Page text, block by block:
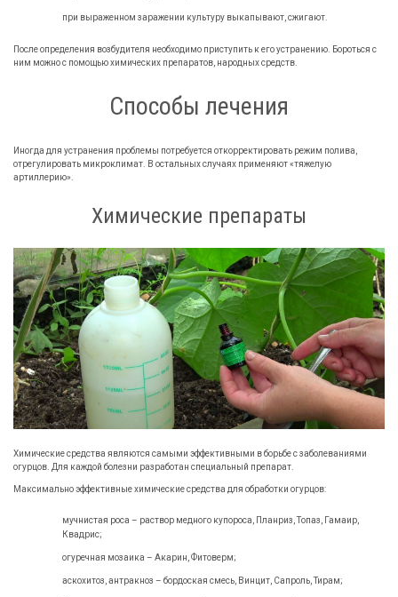
при выраженном заражении культуру выкапывают, сжигают.
После определения возбудителя необходимо приступить к его устранению. Бороться с
ним можно с помощью химических препаратов, народных средств.
Способы лечения
Иногда для устранения проблемы потребуется откорректировать режим полива,
отрегулировать микроклимат. В остальных случаях применяют «тяжелую
артиллерию».
Химические препараты
Химические средства являются самыми эффективными в борьбе с заболеваниями
огурцов. Для каждой болезни разработан специальный препарат.
Максимально эффективные химические средства для обработки огурцов:
мучнистая роса – раствор медного купороса, Планриз, Топаз, Гамаир,
Квадрис;
огуречная мозаика – Акарин, Фитоверм;
аскохитоз, антракноз – бордоская смесь, Винцит, Сапроль, Тирам;